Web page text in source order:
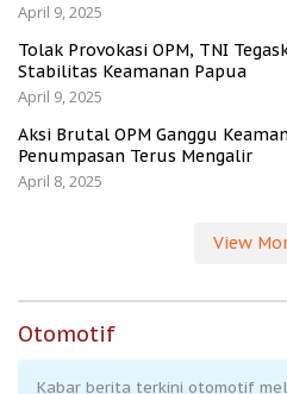
April 9, 2025
Tolak Provokasi OPM, TNI
Stabilitas Keamanan Papua
April 9, 2025
Aksi Brutal OPM Ganggu
Penumpasan Terus Mengalir
April 8, 2025
View
Otomotif
Kabar berita terkini otomotif